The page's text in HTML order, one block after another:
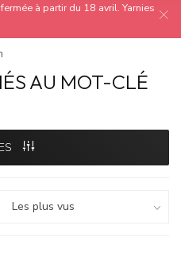
à partir du 18 avril. Yarnies
AU MOT-CLÉ